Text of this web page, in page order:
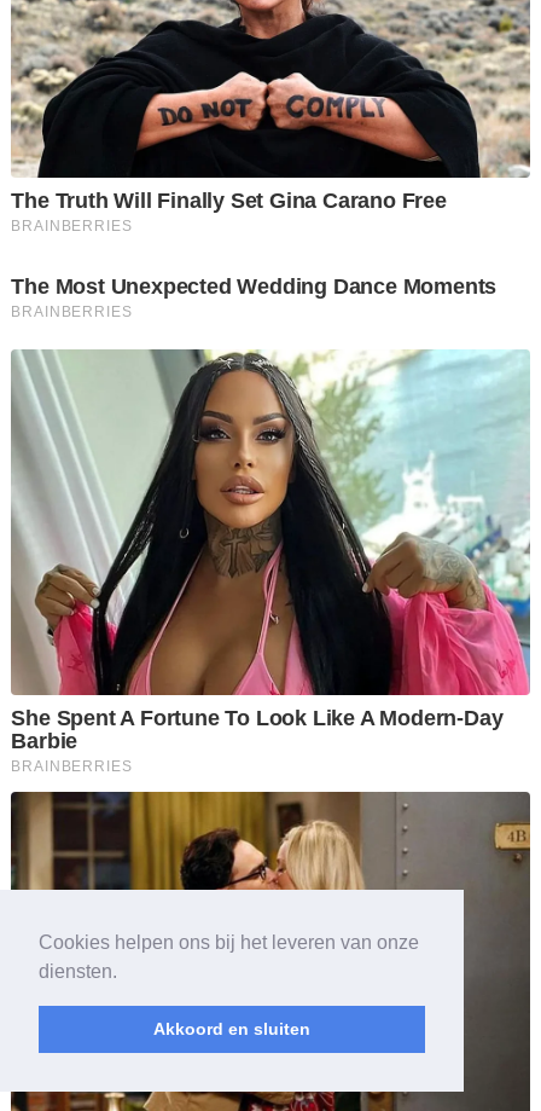
Cookies helpen ons bij het leveren van onze
diensten.
Akkoord en sluiten